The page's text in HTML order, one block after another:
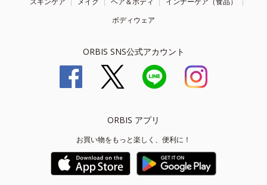
ボディウェア
ORBIS SNS公式アカウント
ORBIS アプリ
お買い物をもっと楽しく、便利に！